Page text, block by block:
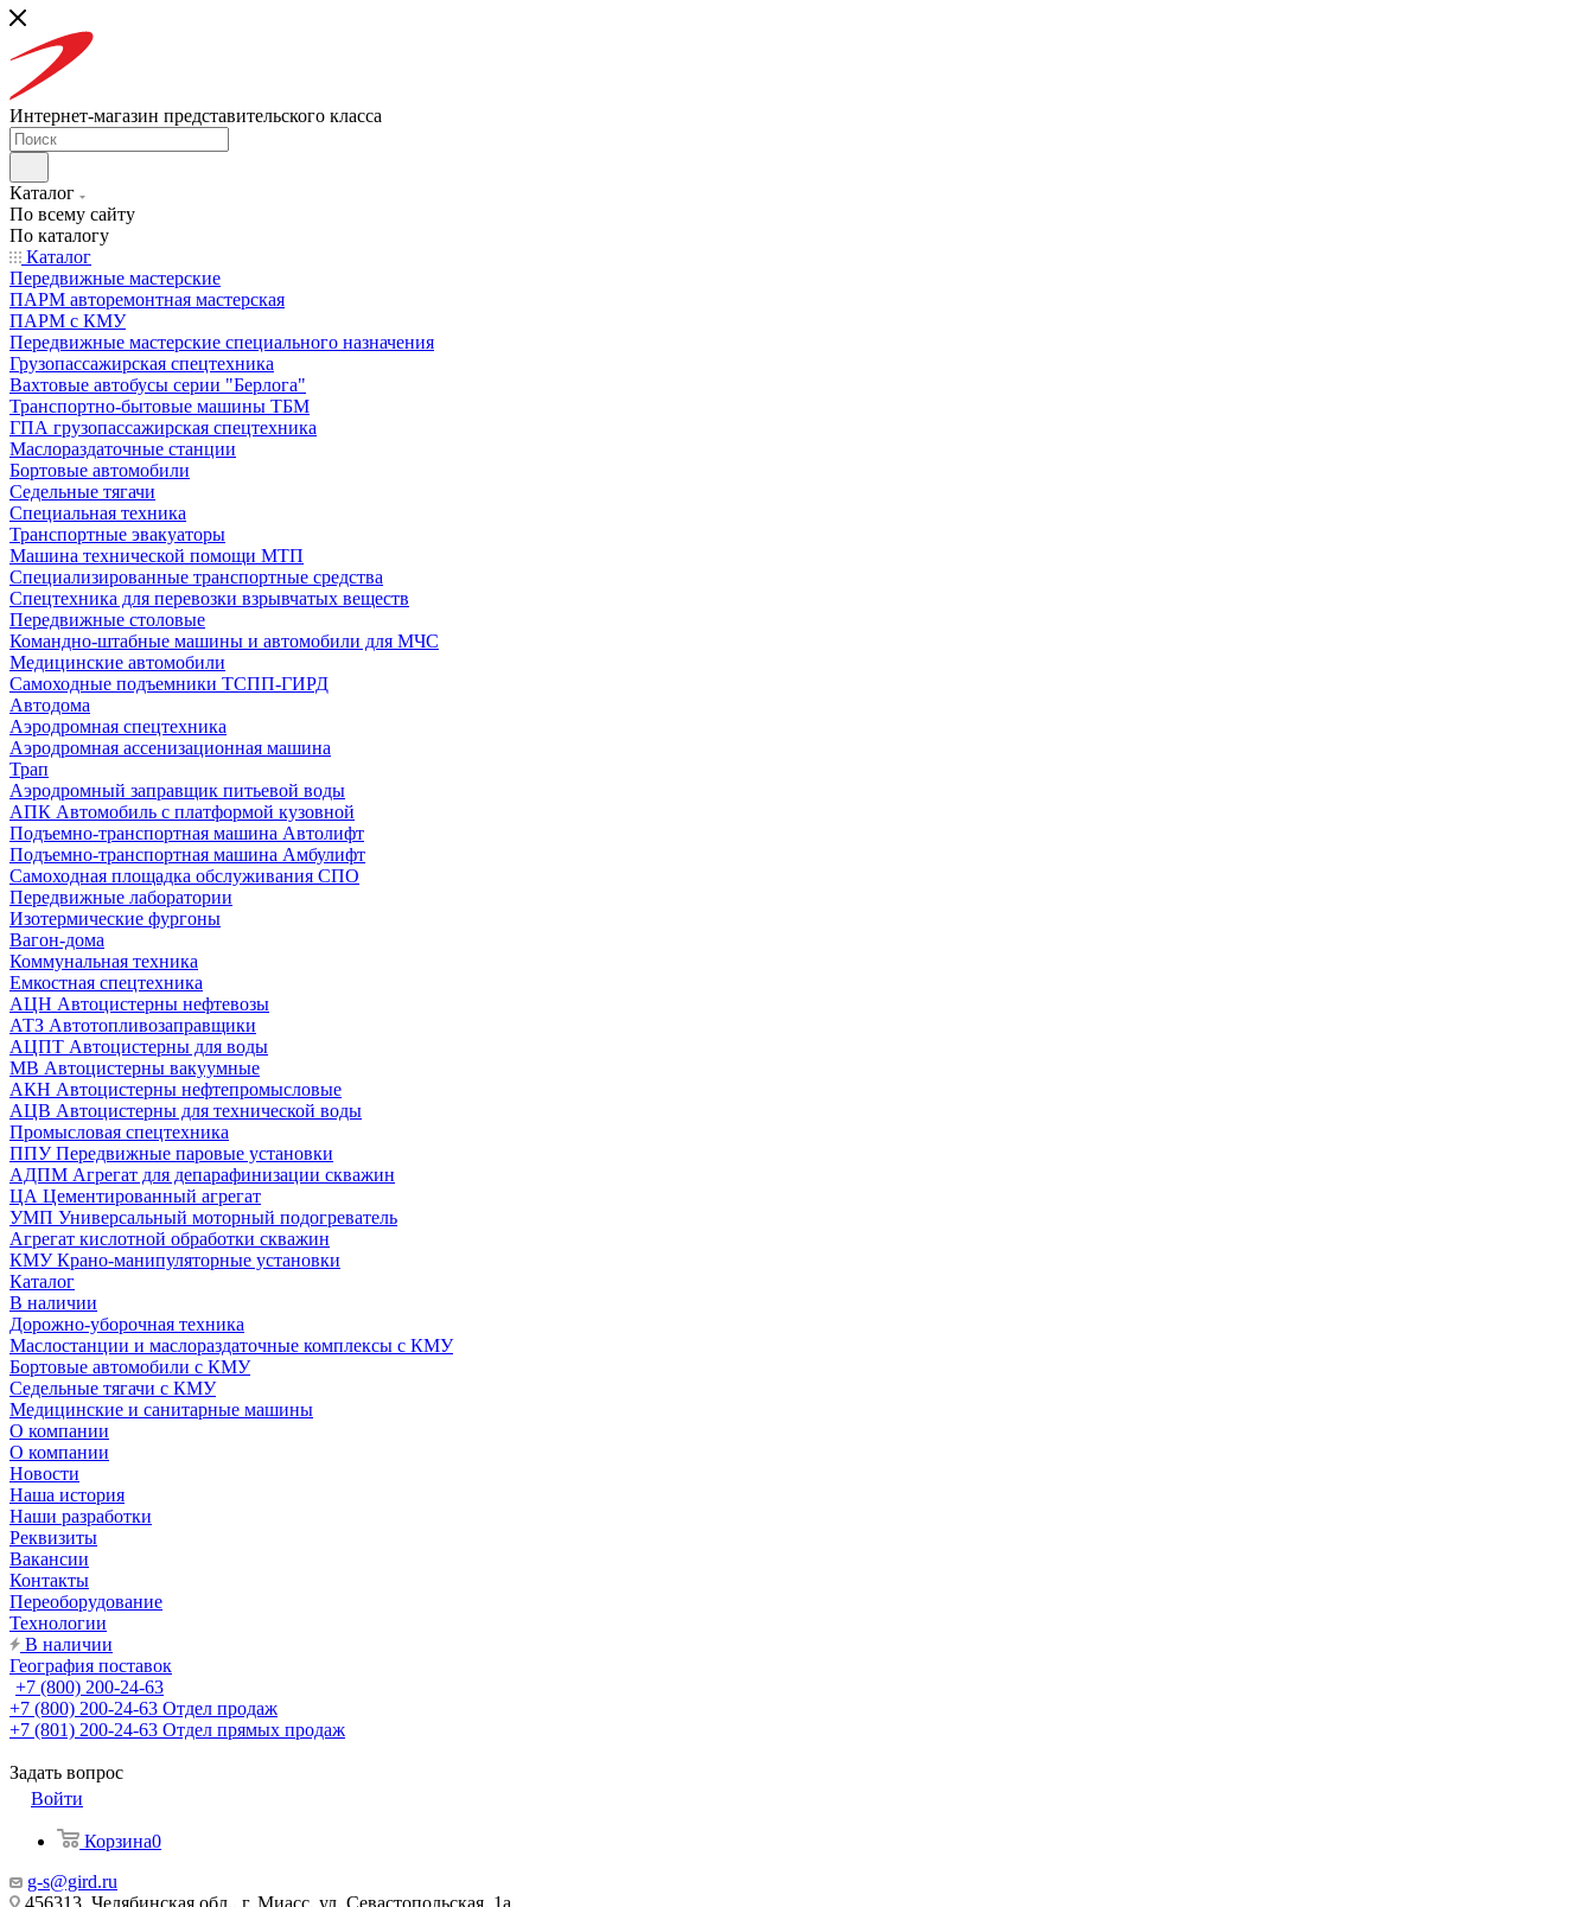
Интернет-магазин представительского класса
Каталог
По всему сайту
По каталогу
Каталог
Передвижные мастерские
ПАРМ авторемонтная мастерская
ПАРМ с КМУ
Передвижные мастерские специального назначения
Грузопассажирская спецтехника
Вахтовые автобусы серии "Берлога"
Транспортно-бытовые машины ТБМ
ГПА грузопассажирская спецтехника
Маслораздаточные станции
Бортовые автомобили
Седельные тягачи
Специальная техника
Транспортные эвакуаторы
Машина технической помощи МТП
Специализированные транспортные средства
Спецтехника для перевозки взрывчатых веществ
Передвижные столовые
Командно-штабные машины и автомобили для МЧС
Медицинские автомобили
Самоходные подъемники ТСПП-ГИРД
Автодома
Аэродромная спецтехника
Аэродромная ассенизационная машина
Трап
Аэродромный заправщик питьевой воды
АПК Автомобиль с платформой кузовной
Подъемно-транспортная машина Автолифт
Подъемно-транспортная машина Амбулифт
Самоходная площадка обслуживания СПО
Передвижные лаборатории
Изотермические фургоны
Вагон-дома
Коммунальная техника
Емкостная спецтехника
АЦН Автоцистерны нефтевозы
АТЗ Автотопливозаправщики
АЦПТ Автоцистерны для воды
МВ Автоцистерны вакуумные
АКН Автоцистерны нефтепромысловые
АЦВ Автоцистерны для технической воды
Промысловая спецтехника
ППУ Передвижные паровые установки
АДПМ Агрегат для депарафинизации скважин
ЦА Цементированный агрегат
УМП Универсальный моторный подогреватель
Агрегат кислотной обработки скважин
КМУ Крано-манипуляторные установки
Каталог
В наличии
Дорожно-уборочная техника
Маслостанции и маслораздаточные комплексы с КМУ
Бортовые автомобили с КМУ
Седельные тягачи с КМУ
Медицинские и санитарные машины
О компании
О компании
Новости
Наша история
Наши разработки
Реквизиты
Вакансии
Контакты
Переоборудование
Технологии
В наличии
География поставок
+7 (800) 200-24-63
+7 (800) 200-24-63 Отдел продаж
+7 (801) 200-24-63 Отдел прямых продаж
Задать вопрос
Войти
Корзина0
g-s@gird.ru
456313, Челябинская обл., г. Миасс, ул. Севастопольская, 1а